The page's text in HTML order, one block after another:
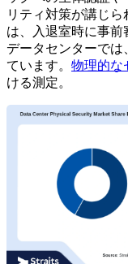
リティ対策が講じ
は、入退室時に事
データセンターでは
ています。 物理的な
ける測定。